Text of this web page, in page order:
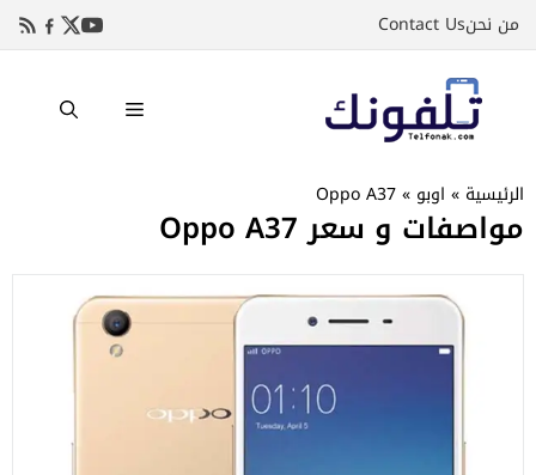
إلىمن نحنContact Us
القائمة
الرئيسية » اوبو »
Oppo A37
مواصفات و سعر Oppo A37